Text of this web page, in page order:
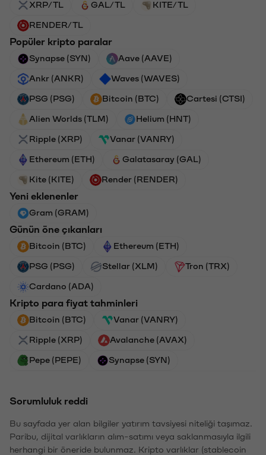
XRP/TL GAL/TL KITE/TL
RENDER/TL
Popüler kripto paralar
Synapse (SYN) Aave (AAVE)
Ankr (ANKR) Waves (WAVES)
PSG (PSG) Bitcoin (BTC) Cartesi (CTSI)
Alien Worlds (TLM) Helium (HNT)
Ripple (XRP) Vanar (VANRY)
Ethereum (ETH) Galatasaray (GAL)
Kite (KITE) Render (RENDER)
Yeni eklenenler
Gram (GRAM)
Günün öne çıkanları
Bitcoin (BTC) Ethereum (ETH)
PSG (PSG) Stellar (XLM) Tron (TRX)
Cardano (ADA)
Kripto para fiyat tahminleri
Bitcoin (BTC) Vanar (VANRY)
Ripple (XRP) Avalanche (AVAX)
Pepe (PEPE) Synapse (SYN)
Sorumluluk reddi
Bu sayfada yer alan bilgiler yatırım tavsiyesi niteliği taşımaz.
Paribu, dijital varlıkların alım-satımı veya saklanmasıyla ilgili
herhangi bir öneride bulunmaz. Kripto varlıklar (stablecoin